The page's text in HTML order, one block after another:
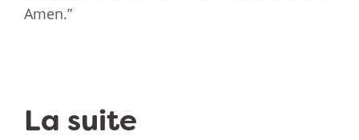
Amen.”
La suite